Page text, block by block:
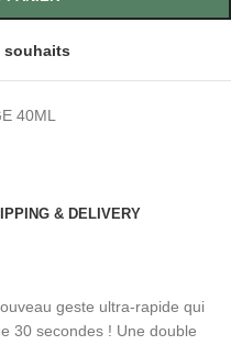
souhaits
40ML
& DELIVERY
geste ultra-rapide qui
30 secondes ! Une double